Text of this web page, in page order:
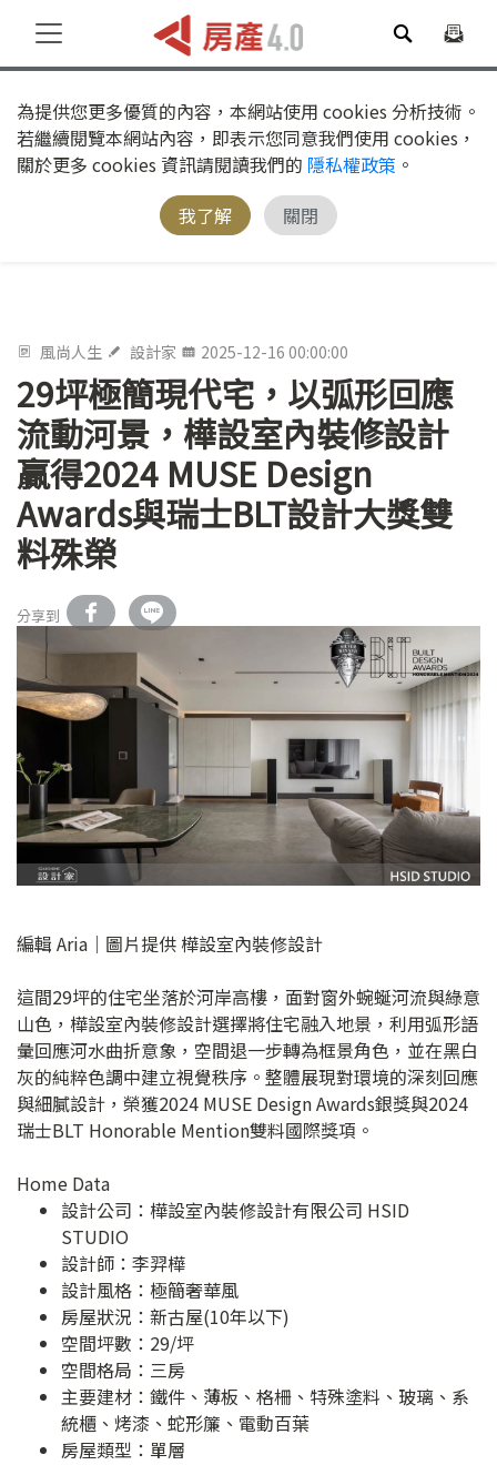
為提供您更多優質的內容，本網站使用 cookies 分析技術。
若繼續閱覽本網站內容，即表示您同意我們使用 cookies，
關於更多 cookies 資訊請閱讀我們的 隱私權政策 。
我了解
關閉
風尚人生 設計家 2025-12-16 00:00:00
29坪極簡現代宅，以弧形回應
流動河景，樺設室內裝修設計
贏得2024 MUSE Design
Awards與瑞士BLT設計大獎雙
料殊榮
分享到
編輯 Aria｜圖片提供 樺設室內裝修設計
這間29坪的住宅坐落於河岸高樓，面對窗外蜿蜒河流與綠意
山色，樺設室內裝修設計選擇將住宅融入地景，利用弧形語
彙回應河水曲折意象，空間退一步轉為框景角色，並在黑白
灰的純粹色調中建立視覺秩序。整體展現對環境的深刻回應
與細膩設計，榮獲2024 MUSE Design Awards銀獎與2024
瑞士BLT Honorable Mention雙料國際獎項。
Home Data
設計公司： 樺設室內裝修設計有限公司 HSID
STUDIO
設計師：李羿樺
設計風格：極簡奢華風
房屋狀況：新古屋(10年以下)
空間坪數：29/坪
空間格局：三房
主要建材：鐵件、薄板、格柵、特殊塗料、玻璃、系
統櫃、烤漆、蛇形簾、電動百葉
房屋類型：單層